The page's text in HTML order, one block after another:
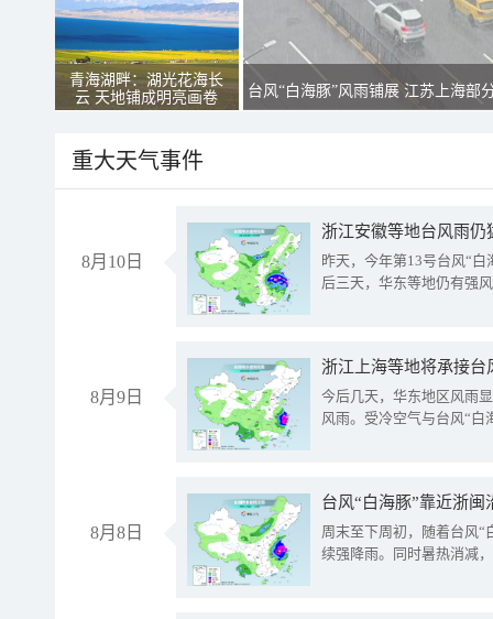
青海湖畔：湖光花海长
云 天地铺成明亮画卷
台风“白海豚”风雨铺展 江苏上海部
重大天气事件
8月10日
浙江安徽等地台风雨
昨天，今年第13号台风“
后三天，华东等地仍有强
8月9日
浙江上海等地将承接台
今后几天，华东地区风雨
风雨。受冷空气与台风“白
8月8日
台风“白海豚”靠近浙
周末至下周初，随着台风“
续强降雨。同时暑热消减